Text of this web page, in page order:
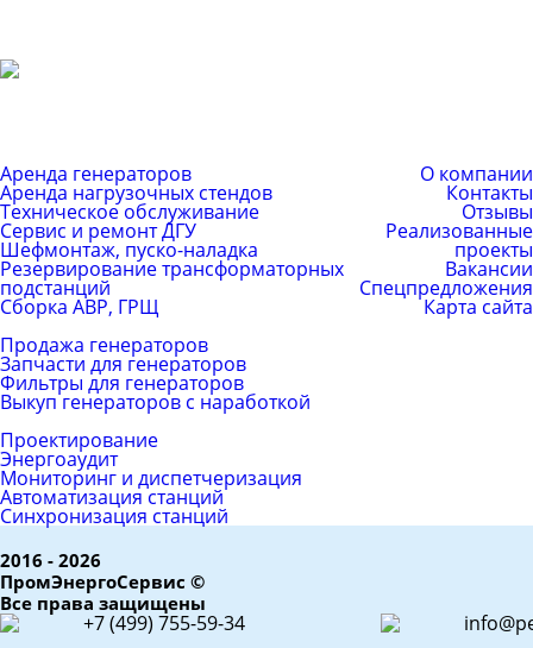
Аренда генераторов
Аренда нагрузочных стендов
Техническое обслуживание
Сервис и ремонт ДГУ
Шефмонтаж, пуско-наладка
Резервирование трансформаторных
подстанций
Сборка АВР, ГРЩ
О компании
Контакты
Отзывы
Реализованные
проекты
Вакансии
Спецпредложения
Карта сайта
Каталог товаров
Продажа генераторов
Запчасти для генераторов
Фильтры для генераторов
Выкуп генераторов с наработкой
ЕРС (контракт)
Проектирование
Энергоаудит
Мониторинг и диспетчеризация
Автоматизация станций
Синхронизация станций
2016 - 2026
ПромЭнергоСервис ©
Все права защищены
+7 (499) 755-59-34